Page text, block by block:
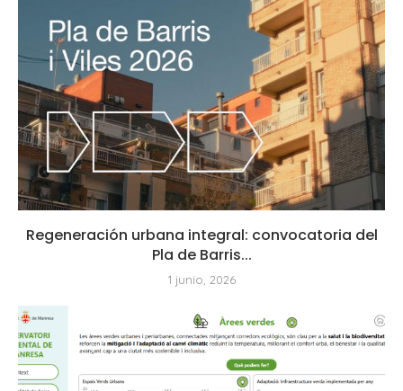
Regeneración urbana integral: convocatoria del
Pla de Barris...
1 junio, 2026